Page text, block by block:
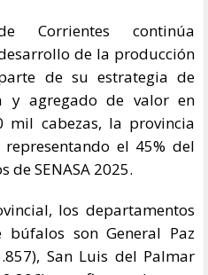
Corrientes continúa
de la producción
de su estrategia de
y agregado de valor en
mil cabezas, la provincia
el 45% del
SENASA 2025.
los departamentos
son General Paz
San Luis del Palmar